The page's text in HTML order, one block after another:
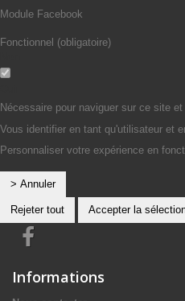
Module Facebook
Fonctionnel (obligatoire)
Nécessaire pour naviguer sur ce site
Vous identifier en tant qu'utilisateur et
Personnaliser votre expérience en
> Annuler
Rejeter tout Accepter la
Informations